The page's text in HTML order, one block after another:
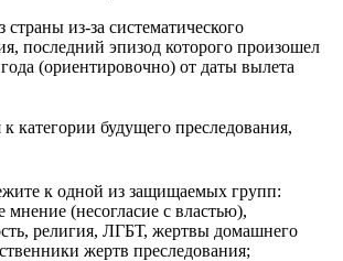
из-за систематического
последний эпизод которого произошел
(ориентировочно) от даты вылета
категории будущего преследования,
к одной из защищаемых групп:
мнение (несогласие с властью),
религия, ЛГБТ, жертвы домашнего
жертв преследования;